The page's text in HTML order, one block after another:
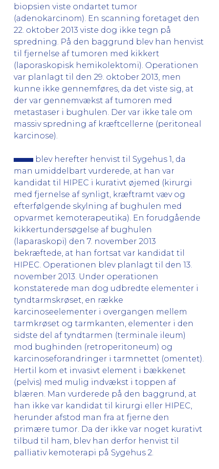
biopsien viste ondartet tumor
(adenokarcinom). En scanning foretaget den
22. oktober 2013 viste dog ikke tegn på
spredning. På den baggrund blev han henvist
til fjernelse af tumoren med kikkert
(laporaskopisk hemikolektomi). Operationen
var planlagt til den 29. oktober 2013, men
kunne ikke gennemføres, da det viste sig, at
der var gennemvækst af tumoren med
metastaser i bughulen. Der var ikke tale om
massiv spredning af kræftcellerne (peritoneal
karcinose).
blev herefter henvist til Sygehus 1, da
man umiddelbart vurderede, at han var
kandidat til HIPEC i kurativt øjemed (kirurgi
med fjernelse af synligt, kræftramt væv og
efterfølgende skylning af bughulen med
opvarmet kemoterapeutika). En forudgående
kikkertundersøgelse af bughulen
(laparaskopi) den 7. november 2013
bekræftede, at han fortsat var kandidat til
HIPEC. Operationen blev planlagt til den 13.
november 2013. Under operationen
konstaterede man dog udbredte elementer i
tyndtarmskrøset, en række
karcinoseelementer i overgangen mellem
tarmkrøset og tarmkanten, elementer i den
sidste del af tyndtarmen (terminale ileum)
mod bughinden (retroperitoneum) og
karcinoseforandringer i tarmnettet (omentet).
Hertil kom et invasivt element i bækkenet
(pelvis) med mulig indvækst i toppen af
blæren. Man vurderede på den baggrund, at
han ikke var kandidat til kirurgi eller HIPEC,
herunder afstod man fra at fjerne den
primære tumor. Da der ikke var noget kurativt
tilbud til ham, blev han derfor henvist til
palliativ kemoterapi på Sygehus 2.